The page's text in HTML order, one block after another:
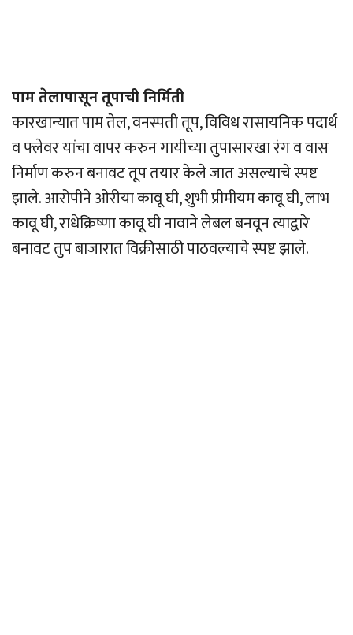
पाम तेलापासून तूपाची निर्मिती
कारखान्यात पाम तेल, वनस्पती तूप, विविध रासायनिक पदार्थ
व फ्लेवर यांचा वापर करुन गायीच्या तुपासारखा रंग व वास
निर्माण करुन बनावट तूप तयार केले जात असल्याचे स्पष्ट
झाले. आरोपीने ओरीया कावू घी, शुभी प्रीमीयम कावू घी, लाभ
कावू घी, राधेक्रिष्णा कावू घी नावाने लेबल बनवून त्याद्वारे
बनावट तुप बाजारात विक्रीसाठी पाठवल्याचे स्पष्ट झाले.